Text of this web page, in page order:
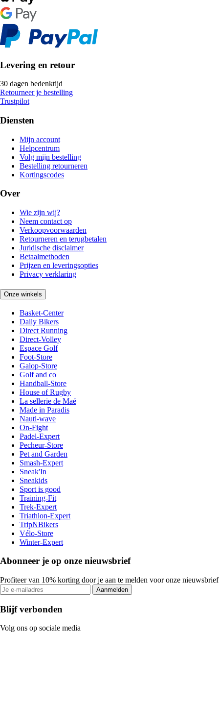
Levering en retour
30 dagen bedenktijd
Retourneer je bestelling
Trustpilot
Diensten
Mijn account
Helpcentrum
Volg mijn bestelling
Bestelling retourneren
Kortingscodes
Over
Wie zijn wij?
Neem contact op
Verkoopvoorwaarden
Retourneren en terugbetalen
Juridische disclaimer
Betaalmethoden
Prijzen en leveringsopties
Privacy verklaring
Onze winkels
Basket-Center
Daily Bikers
Direct Running
Direct-Volley
Espace Golf
Foot-Store
Galop-Store
Golf and co
Handball-Store
House of Rugby
La sellerie de Maé
Made in Paradis
Nauti-wave
On-Fight
Padel-Expert
Pecheur-Store
Pet and Garden
Smash-Expert
Sneak'In
Sneakids
Sport is good
Training-Fit
Trek-Expert
Triathlon-Expert
TripNBikers
Vélo-Store
Winter-Expert
Abonneer je op onze nieuwsbrief
Profiteer van 10% korting door je aan te melden voor onze nieuwsbrief
Aanmelden
Blijf verbonden
Volg ons op sociale media